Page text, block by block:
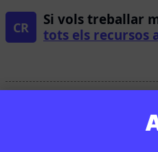
CR
Si vols treballar
tots els recursos
Continguts